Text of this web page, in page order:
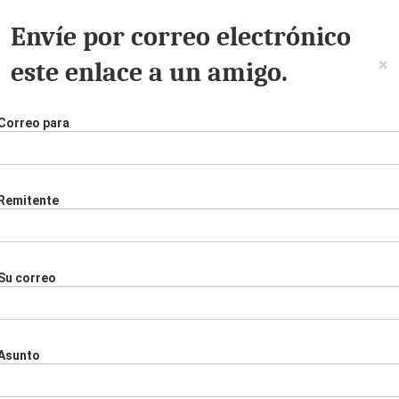
Envíe por correo electrónico
este enlace a un amigo.
×
para
correo